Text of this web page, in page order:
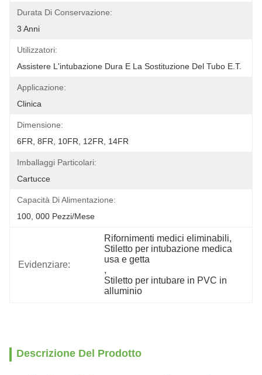
Durata Di Conservazione:
3 Anni
Utilizzatori:
Assistere L'intubazione Dura E La Sostituzione Del Tubo E.T.
Applicazione:
Clinica
Dimensione:
6FR, 8FR, 10FR, 12FR, 14FR
Imballaggi Particolari:
Cartucce
Capacità Di Alimentazione:
100, 000 Pezzi/mese
Evidenziare:
Rifornimenti medici eliminabili,
Stiletto per intubazione medica
usa e getta
,
Stiletto per intubare in PVC in
alluminio
Descrizione Del Prodotto